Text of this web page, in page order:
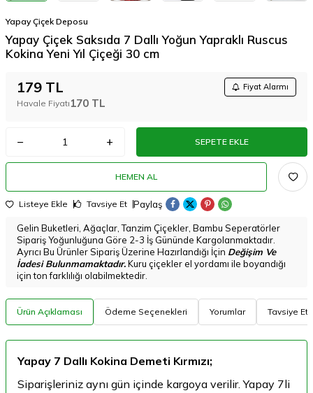
Yapay Çiçek Deposu
Yapay Çiçek Saksıda 7 Dallı Yoğun Yapraklı Ruscus
Kokina Yeni Yıl Çiçeği 30 cm
179 TL Fiyat Alarmı
Havale Fiyatı 170 TL
SEPETE EKLE
HEMEN AL
Listeye Ekle Tavsiye Et Paylaş
Gelin Buketleri, Ağaçlar, Tanzim Çiçekler, Bambu Seperatörler
Sipariş Yoğunluğuna Göre 2-3 İş Gününde Kargolanmaktadır.
Ayrıcı Bu Ürünler Sipariş Üzerine Hazırlandığı İçin Değişim Ve
İadesi Bulunmamaktadır.Kuru çiçekler el yordamı ile boyandığı
için ton farklılığı olabilmektedir.
Ürün Açıklaması Ödeme Seçenekleri Yorumlar Tavsiye Et
Yapay 7 Dallı Kokina Demeti Kırmızı;
Siparişleriniz aynı gün içinde kargoya verilir. Yapay 7li